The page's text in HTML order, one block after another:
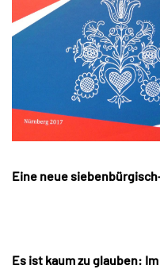
Eine neue
Es ist kaum zu glauben: